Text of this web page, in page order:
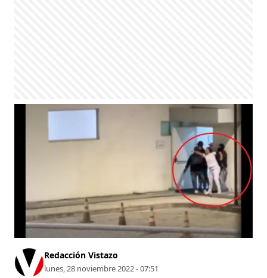
Redacción Vistazo
lunes, 28 noviembre 2022 - 07:51